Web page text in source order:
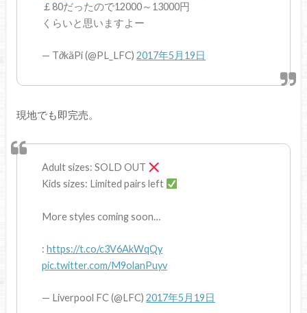
￡80だったので12000～13000円
くらいと思いますよー
— T∂käPi (@PL_LFC)2017年5月19日
現地でも即完売。
Adult sizes: SOLD OUT
Kids sizes: Limited pairs left
More styles coming soon…
:https://t.co/c3V6AkWqQy
pic.twitter.com/M9olanPuyv
— Liverpool FC (@LFC)2017年5月19日